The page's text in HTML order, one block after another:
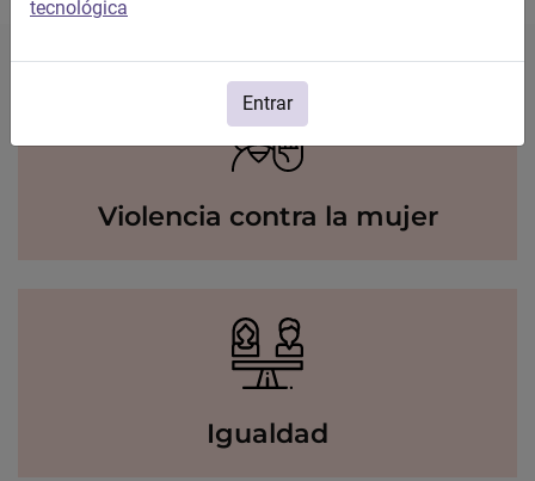
Violencia contra la mujer
Igualdad
tecnológica
Entrar